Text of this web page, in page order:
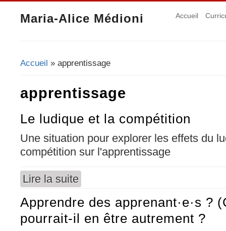
Maria-Alice Médioni Accueil
Vous êtes ici
Accueil » apprentissage
apprentissage
Le ludique et la compétition
Une situation pour explorer les effets du
compétition sur l'apprentissage
Lire la suite
Apprendre des apprenant·e·s ?
pourrait-il en être autrement ?